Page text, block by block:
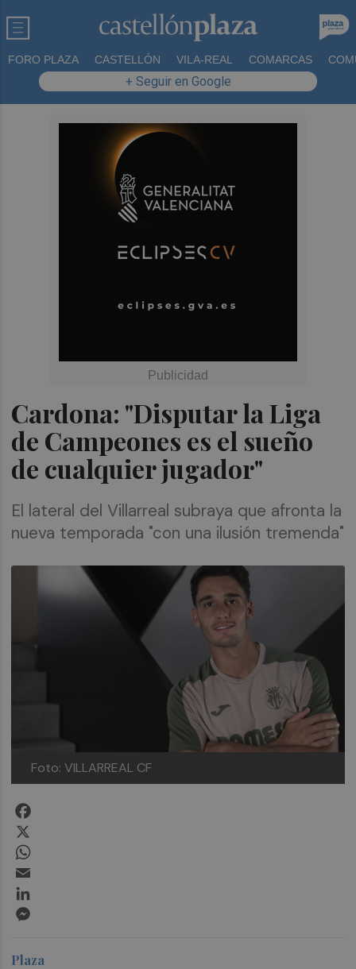
FORO PLAZA CASTELLÓN VILA-REAL COMARCAS
+ Seguir en Google
Cardona: "Disputar la Liga
de Campeones es el sueño
de cualquier jugador"
El lateral del Villarreal subraya que afronta la
nueva temporada "con una ilusión tremenda"
Foto: VILLARREAL CF
Plaza